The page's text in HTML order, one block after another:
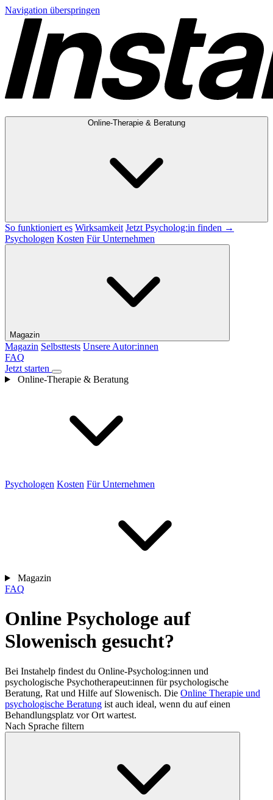
Navigation überspringen
Online-Therapie & Beratung
So funktioniert es Wirksamkeit Jetzt Psycholog:in finden →
Psychologen Kosten Für Unternehmen
Magazin
Magazin Selbsttests Unsere Autor:innen
FAQ
Jetzt starten
Online-Therapie & Beratung
Psychologen Kosten Für Unternehmen
Magazin
FAQ
Online Psychologe auf
Slowenisch gesucht?
Bei Instahelp findest du Online-Psycholog:innen und
psychologische Psychotherapeut:innen für psychologische
Beratung, Rat und Hilfe auf Slowenisch. Die Online Therapie und
psychologische Beratung ist auch ideal, wenn du auf einen
Behandlungsplatz vor Ort wartest.
Nach Sprache filtern